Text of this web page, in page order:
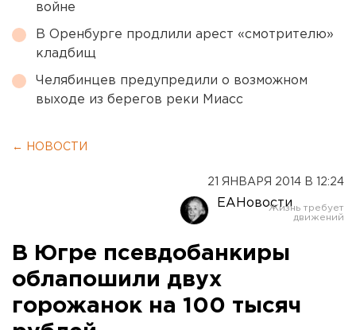
войне
В Оренбурге продлили арест «смотрителю»
кладбищ
Челябинцев предупредили о возможном
выходе из берегов реки Миасс
← НОВОСТИ
21 ЯНВАРЯ 2014 В 12:24
ЕАНовости
В Югре псевдобанкиры
облапошили двух
горожанок на 100 тысяч